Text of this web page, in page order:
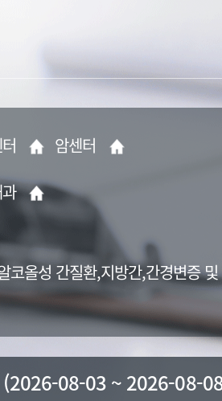
암센터
과
코올성 간질환,지방간,간경변증
(2026-08-03 ~ 2026-08-